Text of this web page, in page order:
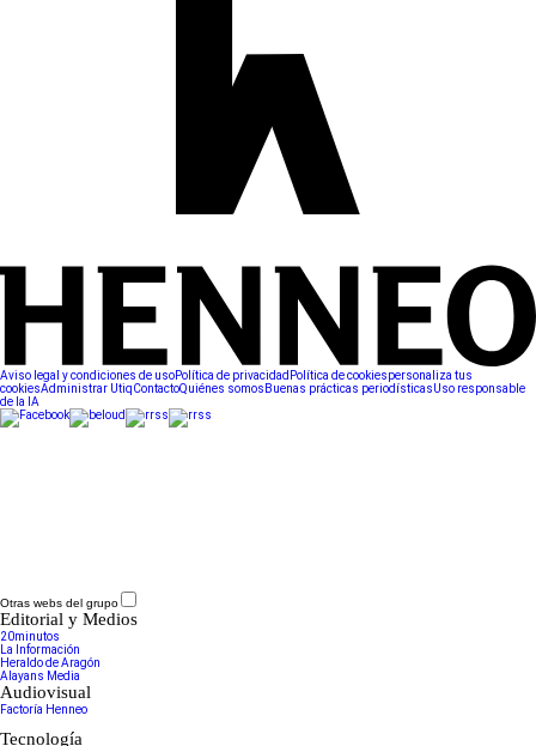
Aviso legal y condiciones de usoPolítica de privacidad Política de cookiespersonaliza tus
cookiesAdministrar UtiqContactoQuiénes somos Buenas prácticas periodísticasUso responsable
de la IA
Otras webs del grupo
Editorial y Medios
20minutos
La Información
Heraldo de Aragón
Alayans Media
Audiovisual
Factoría Henneo
Tecnología